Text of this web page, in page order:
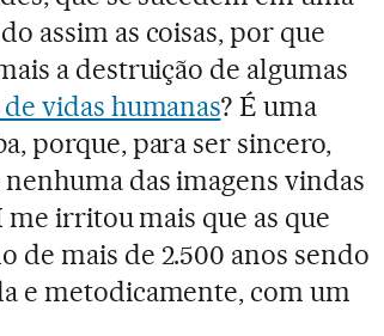
assim as coisas, por que
a destruição de algumas
vidas humanas? É uma
porque, para ser sincero,
das imagens vindas
irritou mais que as que
de mais de 2.500 anos sendo
e metodicamente, com um